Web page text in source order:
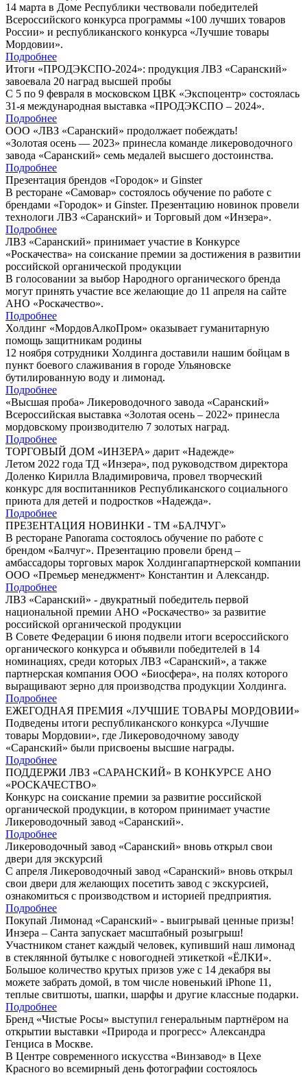
14 марта в Доме Республики чествовали победителей
Всероссийского конкурса программы «100 лучших товаров
России» и республиканского конкурса «Лучшие товары
Мордовии».
Подробнее
Итоги «ПРОДЭКСПО-2024»: продукция ЛВЗ «Саранский»
завоевала 20 наград высшей пробы
С 5 по 9 февраля в московском ЦВК «Экспоцентр» состоялась
31-я международная выставка «ПРОДЭКСПО – 2024».
Подробнее
ООО «ЛВЗ «Саранский» продолжает побеждать!
«Золотая осень — 2023» принесла команде ликероводочного
завода «Саранский» семь медалей высшего достоинства.
Подробнее
Презентация брендов «Городок» и Ginster
В ресторане «Самовар» состоялось обучение по работе с
брендами «Городок» и Ginster. Презентацию новинок провели
технологи ЛВЗ «Саранский» и Торговый дом «Инзера».
Подробнее
ЛВЗ «Саранский» принимает участие в Конкурсе
«Роскачества» на соискание премии за достижения в развитии
российской органической продукции
В голосовании за выбор Народного органического бренда
могут принять участие все желающие до 11 апреля на сайте
АНО «Роскачество».
Подробнее
Холдинг «МордовАлкоПром» оказывает гуманитарную
помощь защитникам родины
12 ноября сотрудники Холдинга доставили нашим бойцам в
пункт боевого слаживания в городе Ульяновске
бутилированную воду и лимонад.
Подробнее
«Высшая проба» Ликероводочного завода «Саранский»
Всероссийская выставка «Золотая осень – 2022» принесла
мордовскому производителю 7 золотых наград.
Подробнее
ТОРГОВЫЙ ДОМ «ИНЗЕРА» дарит «Надежде»
Летом 2022 года ТД «Инзера», под руководством директора
Доленко Кирилла Владимировича, провел творческий
конкурс для воспитанников Республиканского социального
приюта для детей и подростков «Надежда».
Подробнее
ПРЕЗЕНТАЦИЯ НОВИНКИ - ТМ «БАЛЧУГ»
В ресторане Panorama состоялось обучение по работе с
брендом «Балчуг». Презентацию провели бренд –
амбассадоры торговых марок Холдингапартнерской компании
ООО «Премьер менеджмент» Константин и Александр.
Подробнее
ЛВЗ «Саранский» - двукратный победитель первой
национальной премии АНО «Роскачество» за развитие
российской органической продукции
В Совете Федерации 6 июня подвели итоги всероссийского
органического конкурса и объявили победителей в 14
номинациях, среди которых ЛВЗ «Саранский», а также
партнерская компания ООО «Биосфера», на полях которого
выращивают зерно для производства продукции Холдинга.
Подробнее
ЕЖЕГОДНАЯ ПРЕМИЯ «ЛУЧШИЕ ТОВАРЫ МОРДОВИИ»
Подведены итоги республиканского конкурса «Лучшие
товары Мордовии», где Ликероводочному заводу
«Саранский» были присвоены высшие награды.
Подробнее
ПОДДЕРЖИ ЛВЗ «САРАНСКИЙ» В КОНКУРСЕ АНО
«РОСКАЧЕСТВО»
Конкурс на соискание премии за развитие российской
органической продукции, в котором принимает участие
Ликероводочный завод «Саранский».
Подробнее
Ликероводочный завод «Саранский» вновь открыл свои
двери для экскурсий
С апреля Ликероводочный завод «Саранский» вновь открыл
свои двери для желающих посетить завод с экскурсией,
ознакомиться с производством и историей предприятия.
Подробнее
Покупай Лимонад «Саранский» - выигрывай ценные призы!
Инзера – Санта запускает масштабный розыгрыш!
Участником станет каждый человек, купивший наш лимонад
в стеклянной бутылке с новогодней этикеткой «ЁЛКИ».
Большое количество крутых призов уже с 14 декабря вы
можете забрать домой, в том числе новенький iPhone 11,
теплые свитшоты, шапки, шарфы и другие классные подарки.
Подробнее
Бренд «Чистые Росы» выступил генеральным партнёром на
открытии выставки «Природа и прогресс» Александра
Генциса в Москве.
В Центре современного искусства «Винзавод» в Цехе
Красного во всемирный день фотографии состоялось